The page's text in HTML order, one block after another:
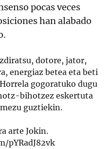
pocas veces
han alabado
dotore, jator,
energiaz betea eta beti
gogoratuko dugu
bihotzez eskertuta
guztiekin.
arte Jokin.
pYRadJ82vk